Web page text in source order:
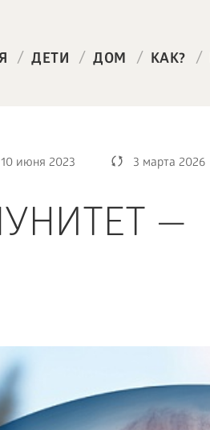
/ ДЕТИ / ДОМ / КАК? /
10 июня 2023 3 марта 2026
—